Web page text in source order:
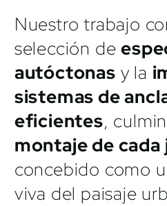
Nuestro trabajo
selección de
autóctonas y la
sistemas de
eficientes,
montaje de
concebido como
viva del paisaje